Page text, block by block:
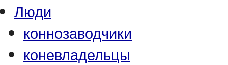
Люди
коннозаводчики
коневладельцы